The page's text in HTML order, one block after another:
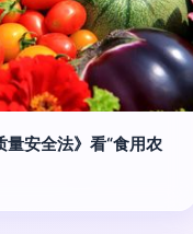
安全法》看“食用农